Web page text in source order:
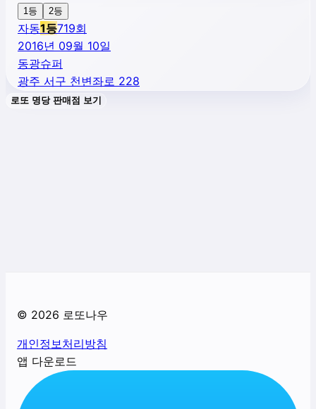
1등 2등
자동1등719회
2016년 09월 10일
동광슈퍼
광주 서구 천변좌로 228
로또 명당 판매점 보기
© 2026 로또나우
개인정보처리방침
앱 다운로드